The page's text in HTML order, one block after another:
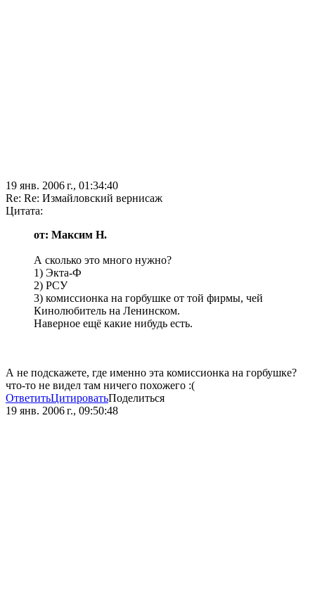
19 янв. 2006 г., 01:34:40
Re: Re: Измайловский вернисаж
Цитата:
от: Максим Н.
А сколько это много нужно?
1) Экта-Ф
2) РСУ
3) комиссионка на горбушке от той фирмы, чей
Кинолюбитель на Ленинском.
Наверное ещё какие нибудь есть.
А не подскажете, где именно эта комиссионка на горбушке?
что-то не видел там ничего похожего :(
ОтветитьЦитироватьПоделиться
19 янв. 2006 г., 09:50:48